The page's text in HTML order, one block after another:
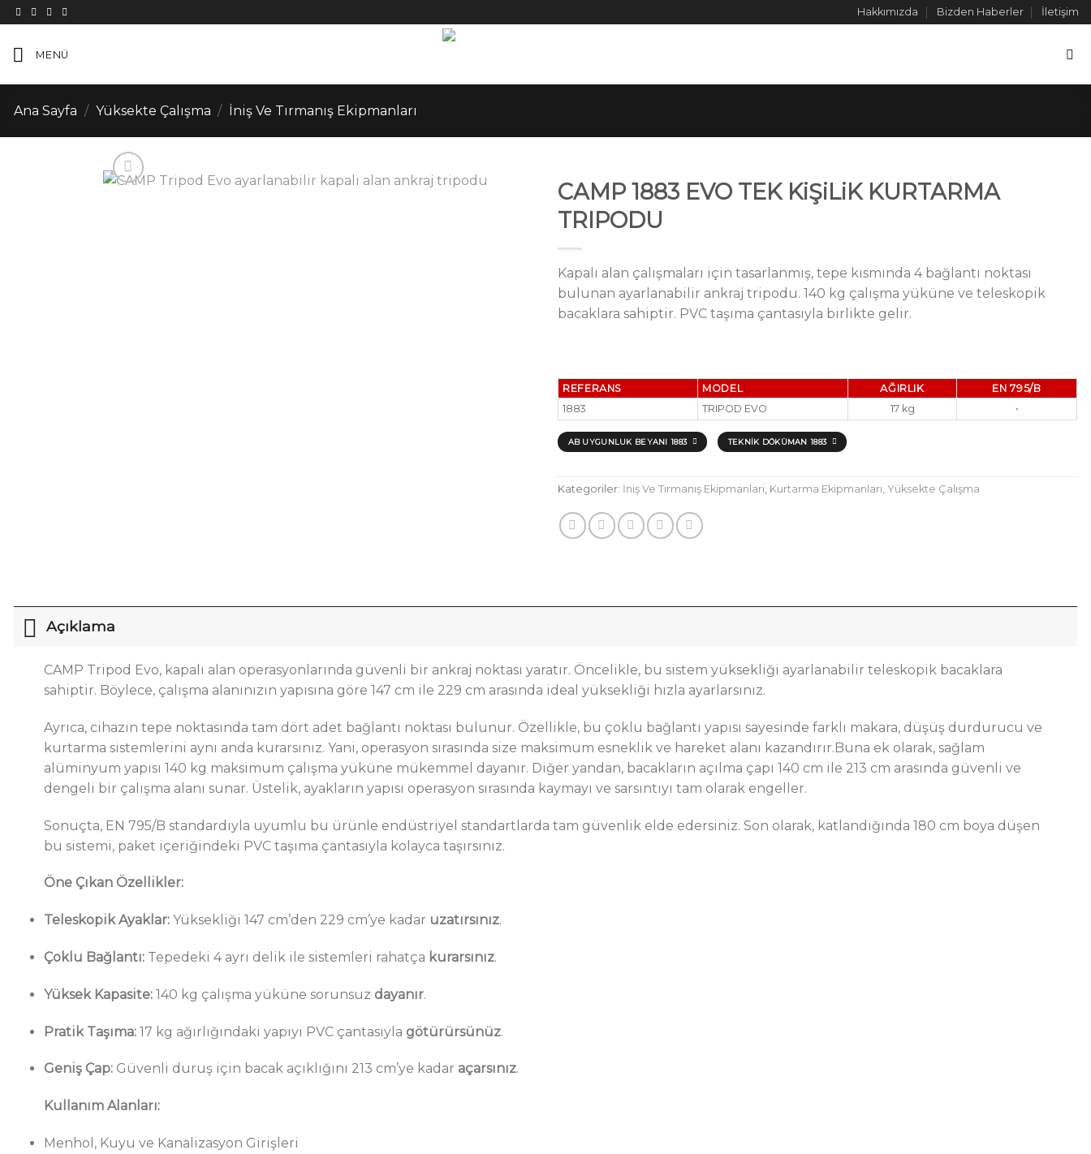
İçeriğe
atla
Hakkımızda Bizden Haberler İletişim
MENÜ
Ana Sayfa / Yüksekte Çalışma / İniş Ve Tırmanış Ekipmanları
CAMP 1883 EVO TEK KiŞiLiK KURTARMA
TRIPODU
Kapalı alan çalışmaları için tasarlanmış, tepe kısmında 4 bağlantı noktası
bulunan ayarlanabilir ankraj tripodu. 140 kg çalışma yüküne ve teleskopik
bacaklara sahiptir. PVC taşıma çantasıyla birlikte gelir.
REFERANS MODEL AĞIRLIK
EN 795/B
1883
TRIPOD EVO 17 kg •
AB UYGUNLUK BEYANI 1883 TEKNIK DÖKÜMAN 1883
Kategoriler: İniş Ve Tırmanış Ekipmanları Kurtarma Ekipmanları Yüksekte Çalışma
Açıklama
CAMP Tripod Evo, kapalı alan operasyonlarında güvenli bir ankraj noktası yaratır. Öncelikle, bu sistem yüksekliği ayarlanabilir teleskopik bacaklara
sahiptir. Böylece, çalışma alanınızın yapısına göre 147 cm ile 229 cm arasında ideal yüksekliği hızla ayarlarsınız.
Ayrıca, cihazın tepe noktasında tam dört adet bağlantı noktası bulunur. Özellikle, bu çoklu bağlantı yapısı sayesinde farklı makara, düşüş durdurucu ve
kurtarma sistemlerini aynı anda kurarsınız. Yani, operasyon sırasında size maksimum esneklik ve hareket alanı kazandırır.Buna ek olarak, sağlam
alüminyum yapısı 140 kg maksimum çalışma yüküne mükemmel dayanır. Diğer yandan, bacakların açılma çapı 140 cm ile 213 cm arasında güvenli ve
dengeli bir çalışma alanı sunar. Üstelik, ayakların yapısı operasyon sırasında kaymayı ve sarsıntıyı tam olarak engeller.
Sonuçta, EN 795/B standardıyla uyumlu bu ürünle endüstriyel standartlarda tam güvenlik elde edersiniz. Son olarak, katlandığında 180 cm boya düşen
bu sistemi, paket içeriğindeki PVC taşıma çantasıyla kolayca taşırsınız.
Öne Çıkan Özellikler:
Teleskopik Ayaklar:Yüksekliği 147 cm’den 229 cm’ye kadar uzatırsınız.
Çoklu Bağlantı:Tepedeki 4 ayrı delik ile sistemleri rahatça kurarsınız.
Yüksek Kapasite:140 kg çalışma yüküne sorunsuz dayanır.
Pratik Taşıma:17 kg ağırlığındaki yapıyı PVC çantasıyla götürürsünüz.
Geniş Çap:Güvenli duruş için bacak açıklığını 213 cm’ye kadar açarsınız.
Kullanım Alanları:
Menhol, Kuyu ve Kanalizasyon Girişleri